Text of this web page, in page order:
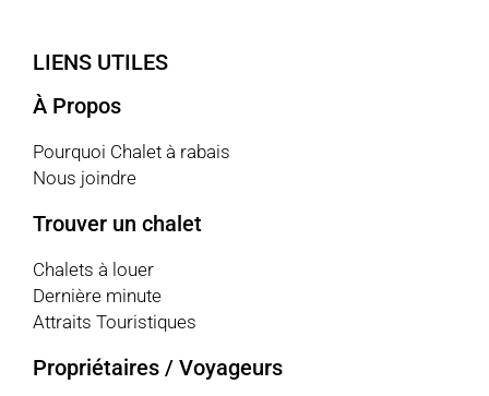
LIENS UTILES
À Propos
Pourquoi Chalet à rabais
Nous joindre
Trouver un chalet
Chalets à louer
Dernière minute
Attraits Touristiques
Propriétaires / Voyageurs